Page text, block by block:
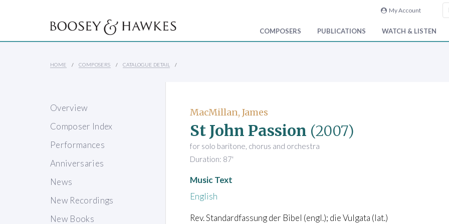
My Account
COMPOSERS PUBLICATIONS WATCH & LISTEN
HOME COMPOSERS CATALOGUE DETAIL
Overview
Composer Index
Performances
Anniversaries
News
New Recordings
New Books
MacMillan, James
St John Passion (2007)
for solo baritone, chorus and orchestra
Duration: 87'
Music Text
English
Rev. Standardfassung der Bibel (engl.); die Vulgata (lat.)